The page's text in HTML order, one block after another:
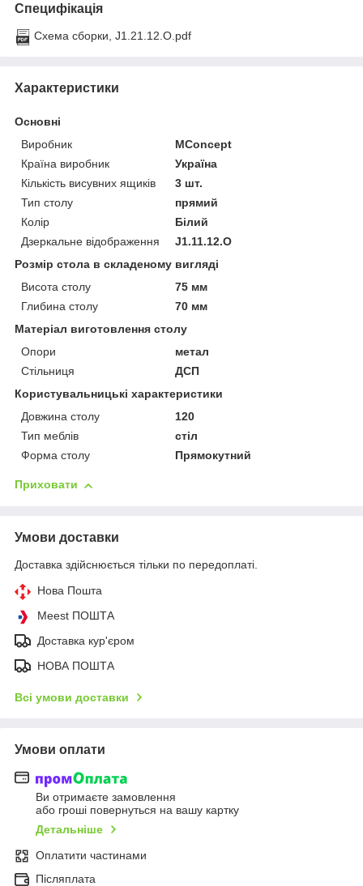
Специфікація
Схема сборки, J1.21.12.O.pdf
Характеристики
Основні
Виробник
MConcept
Країна виробник
Україна
Кількість висувних ящиків
3 шт.
Тип столу
прямий
Колір
Білий
Дзеркальне відображення
J1.11.12.O
Розмір стола в складеному вигляді
Висота столу
75 мм
Глибина столу
70 мм
Матеріал виготовлення столу
Опори
метал
Стільниця
ДСП
Користувальницькі характеристики
Довжина столу
120
Тип меблів
стіл
Форма столу
Прямокутний
Приховати
Умови доставки
Доставка здійснюється тільки по передоплаті.
Нова Пошта
Meest ПОШТА
Доставка кур'єром
НОВА ПОШТА
Всі умови доставки
Умови оплати
Ви отримаєте замовлення
або гроші повернуться на вашу картку
Детальніше
Оплатити частинами
Післяплата